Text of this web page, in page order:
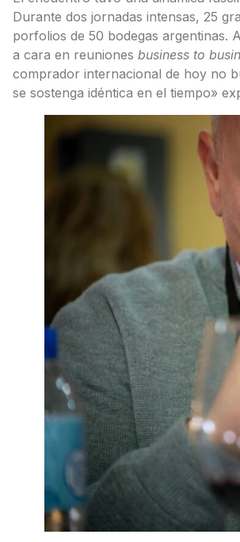
Durante dos jornadas intensas, 25
porfolios de 50 bodegas argentinas.
a cara en reuniones business to
comprador internacional de hoy no
se sostenga idéntica en el tiempo»